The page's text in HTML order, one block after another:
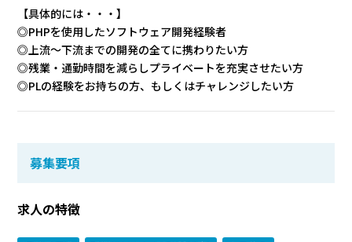
【具体的には・・・】
◎PHPを使用したソフトウェア開発経験者
◎上流～下流までの開発の全てに携わりたい方
◎残業・通勤時間を減らしプライベートを充実させたい方
◎PLの経験をお持ちの方、もしくはチャレンジしたい方
募集要項
求人の特徴